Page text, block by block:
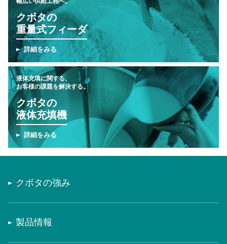
クボタの
重量式フィーダ
詳細をみる
液体充填に関する、
お客様の課題を解決する。
クボタの
液体充填機
詳細をみる
クボタの強み
製品情報